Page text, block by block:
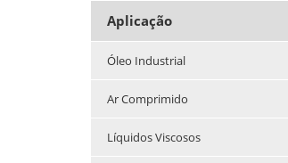
Aplicação
Óleo Industrial
Ar Comprimido
Líquidos Viscosos